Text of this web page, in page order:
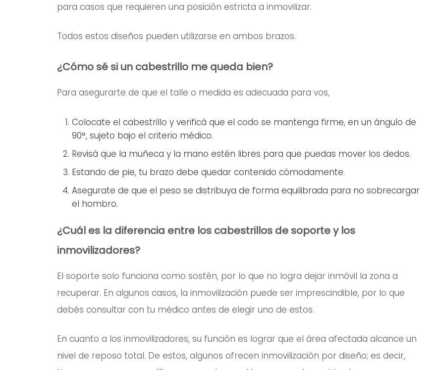
para casos que requieren una posición estricta a inmovilizar.
Todos estos diseños pueden utilizarse en ambos brazos.
¿Cómo sé si un cabestrillo me queda bien?
Para asegurarte de que el talle o medida es adecuada para vos,
Colocate el cabestrillo y verificá que el codo se mantenga firme, en un ángulo de
90°, sujeto bajo el criterio médico.
Revisá que la muñeca y la mano estén libres para que puedas mover los dedos.
Estando de pie, tu brazo debe quedar contenido cómodamente.
Asegurate de que el peso se distribuya de forma equilibrada para no sobrecargar
el hombro.
¿Cuál es la diferencia entre los cabestrillos de soporte y los
inmovilizadores?
El soporte solo funciona como sostén, por lo que no logra dejar inmóvil la zona a
recuperar. En algunos casos, la inmovilización puede ser imprescindible, por lo que
debés consultar con tu médico antes de elegir uno de estos.
En cuanto a los inmovilizadores, su función es lograr que el área afectada alcance un
nivel de reposo total. De estos, algunos ofrecen inmovilización por diseño; es decir,